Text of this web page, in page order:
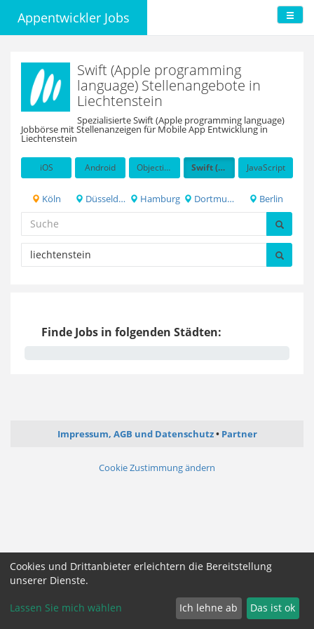
Appentwickler Jobs
Swift (Apple programming
language) Stellenangebote in
Liechtenstein
Spezialisierte Swift (Apple programming language)
Jobbörse mit Stellenanzeigen für Mobile App Entwicklung in
Liechtenstein
iOS Android Objective-C Swift (Apple programming language) JavaScript
Köln Düsseldorf Hamburg Dortmund Berlin
Finde Jobs in folgenden Städten:
Impressum, AGB und Datenschutz Partner
Cookie Zustimmung ändern
Cookies und Drittanbieter erleichtern die Bereitstellung
unserer Dienste.
Lassen Sie mich wählen Ich lehne ab Das ist ok